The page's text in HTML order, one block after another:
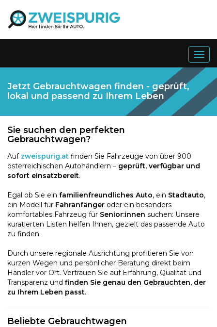
Jetzt Gebrauchtwagen finden - geprüft,
lokal und passend zu Ihrem Leben
Sie suchen den perfekten
Gebrauchtwagen?
Auf zweispurig.at finden Sie Fahrzeuge von über 900
österreichischen Autohändlern – geprüft, verfügbar und
sofort einsatzbereit.
Egal ob Sie ein familienfreundliches Auto, ein Stadtauto,
ein Modell für Fahranfänger oder ein besonders
komfortables Fahrzeug für Senior:innen suchen: Unsere
kuratierten Listen helfen Ihnen, gezielt das passende Auto
zu finden.
Durch unsere regionale Ausrichtung profitieren Sie von
kurzen Wegen und persönlicher Beratung direkt beim
Händler vor Ort. Vertrauen Sie auf Erfahrung, Qualität und
Transparenz und finden Sie genau den Gebrauchten, der
zu Ihrem Leben passt.
Beliebte Gebrauchtwagen